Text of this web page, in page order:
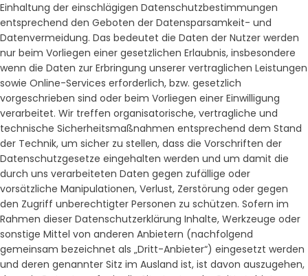
Einhaltung der einschlägigen Datenschutzbestimmungen
entsprechend den Geboten der Datensparsamkeit- und
Datenvermeidung. Das bedeutet die Daten der Nutzer werden
nur beim Vorliegen einer gesetzlichen Erlaubnis, insbesondere
wenn die Daten zur Erbringung unserer vertraglichen Leistungen
sowie Online-Services erforderlich, bzw. gesetzlich
vorgeschrieben sind oder beim Vorliegen einer Einwilligung
verarbeitet. Wir treffen organisatorische, vertragliche und
technische Sicherheitsmaßnahmen entsprechend dem Stand
der Technik, um sicher zu stellen, dass die Vorschriften der
Datenschutzgesetze eingehalten werden und um damit die
durch uns verarbeiteten Daten gegen zufällige oder
vorsätzliche Manipulationen, Verlust, Zerstörung oder gegen
den Zugriff unberechtigter Personen zu schützen. Sofern im
Rahmen dieser Datenschutzerklärung Inhalte, Werkzeuge oder
sonstige Mittel von anderen Anbietern (nachfolgend
gemeinsam bezeichnet als „Dritt-Anbieter“) eingesetzt werden
und deren genannter Sitz im Ausland ist, ist davon auszugehen,